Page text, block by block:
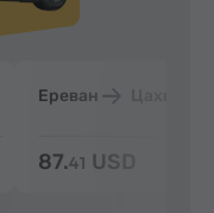
Ереван
87.41 USD